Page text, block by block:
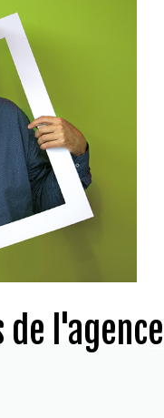
de l'agence